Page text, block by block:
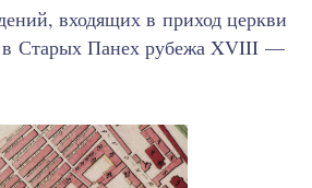
входящих в приход церкви
Старых Панех рубежа XVIII —